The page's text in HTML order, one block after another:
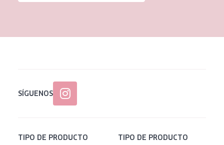
SÍGUENOS
TIPO DE PRODUCTO TIPO DE PRODUCTO